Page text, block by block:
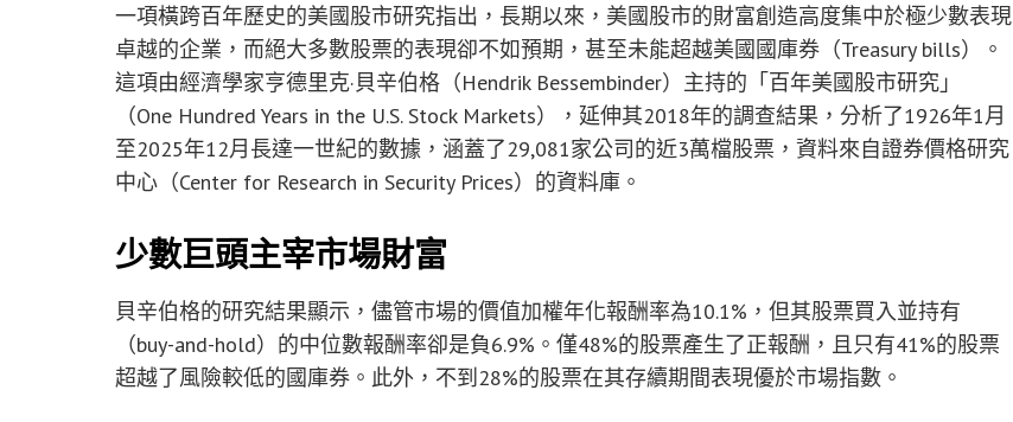
一項橫跨百年歷史的美國股市研究指出，長期以來，美國股市的財富創造高度集中於極少數表現
卓越的企業，而絕大多數股票的表現卻不如預期，甚至未能超越美國國庫券（Treasury bills）。
這項由經濟學家亨德里克·貝辛伯格（Hendrik Bessembinder）主持的「百年美國股市研究」
（One Hundred Years in the U.S. Stock Markets），延伸其2018年的調查結果，分析了1926年1月
至2025年12月長達一世紀的數據，涵蓋了29,081家公司的近3萬檔股票，資料來自證券價格研究
中心（Center for Research in Security Prices）的資料庫。
少數巨頭主宰市場財富
貝辛伯格的研究結果顯示，儘管市場的價值加權年化報酬率為10.1%，但其股票買入並持有
（buy-and-hold）的中位數報酬率卻是負6.9%。僅48%的股票產生了正報酬，且只有41%的股票
超越了風險較低的國庫券。此外，不到28%的股票在其存續期間表現優於市場指數。